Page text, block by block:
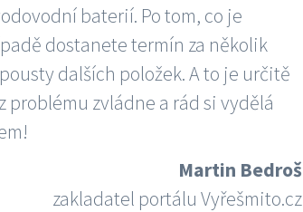
baterií. Po tom, co je
dostanete termín za několik
dalších položek. A to je určitě
problému zvládne a rád si vydělá
Martin Bedroš
zakladatel portálu Vyřešmito.cz